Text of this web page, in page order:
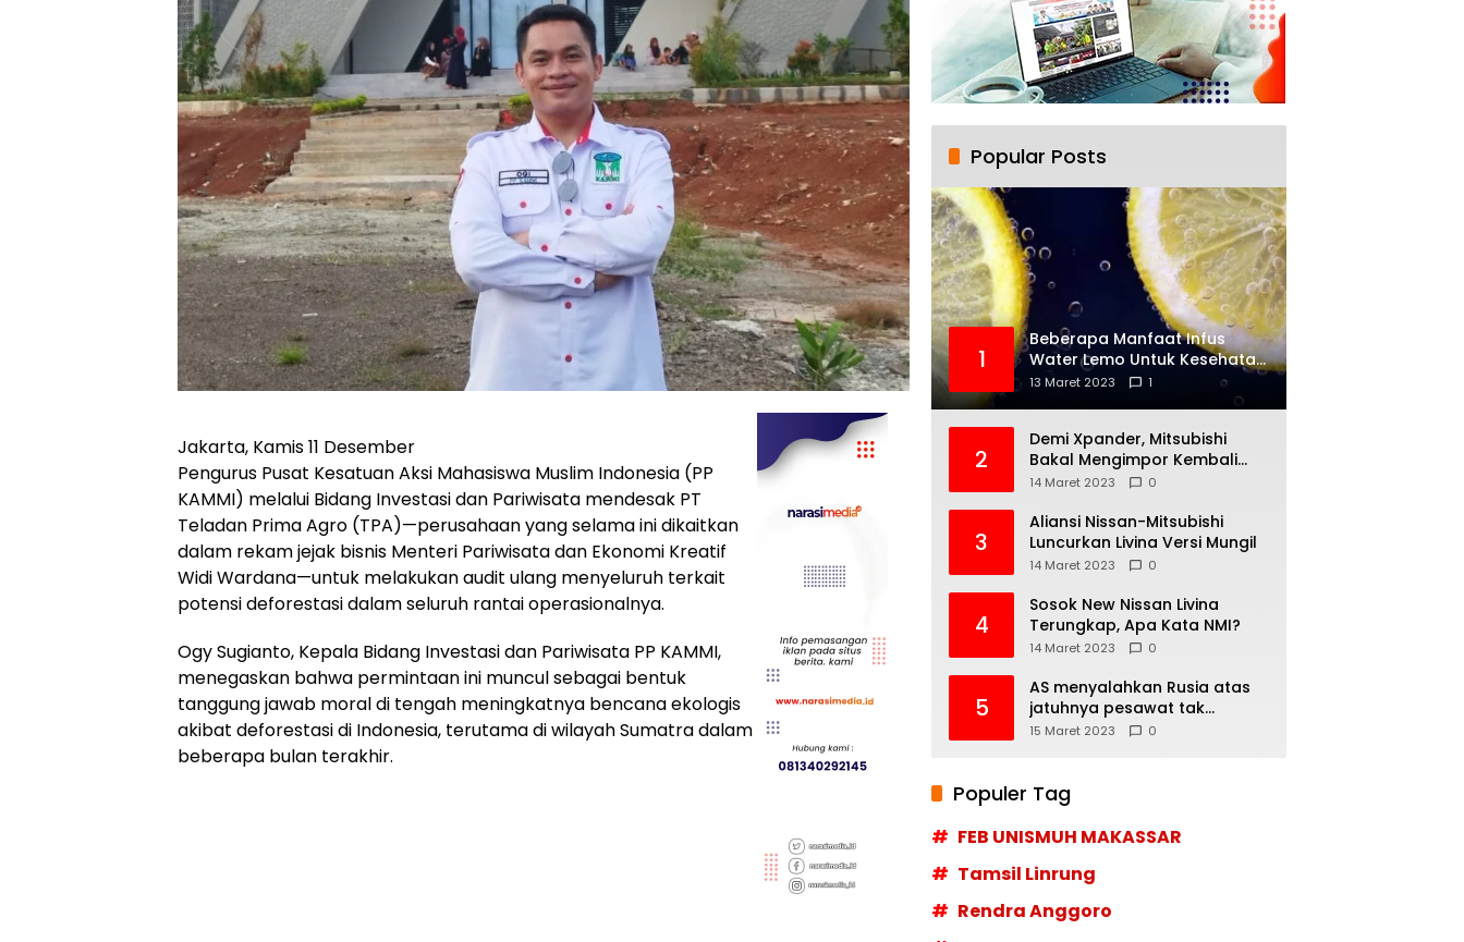
Jakarta, Kamis 11 Desember
Pengurus Pusat Kesatuan Aksi Mahasiswa Muslim Indonesia (PP
KAMMI) melalui Bidang Investasi dan Pariwisata mendesak PT
Teladan Prima Agro (TPA)—perusahaan yang selama ini dikaitkan
dalam rekam jejak bisnis Menteri Pariwisata dan Ekonomi Kreatif
Widi Wardana—untuk melakukan audit ulang menyeluruh terkait
potensi deforestasi dalam seluruh rantai operasionalnya.
Ogy Sugianto, Kepala Bidang Investasi dan Pariwisata PP KAMMI,
menegaskan bahwa permintaan ini muncul sebagai bentuk
tanggung jawab moral di tengah meningkatnya bencana ekologis
akibat deforestasi di Indonesia, terutama di wilayah Sumatra dalam
beberapa bulan terakhir.
Popular Posts
1
Beberapa Manfaat Infus
Water Lemo Untuk Kesehatan
Anda
13 Maret 2023 1
2
Demi Xpander, Mitsubishi
Bakal Mengimpor Kembali
Pajero Sport
14 Maret 2023 0
3
Aliansi Nissan-Mitsubishi
Luncurkan Livina Versi Mungil
14 Maret 2023 0
4
Sosok New Nissan Livina
Terungkap, Apa Kata NMI?
14 Maret 2023 0
5
AS menyalahkan Rusia atas
jatuhnya pesawat tak
berawak di Laut Hitam,
15 Maret 2023 0
Populer Tag
FEB UNISMUH MAKASSAR
Tamsil Linrung
Rendra Anggoro